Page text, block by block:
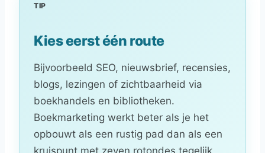
TIP
Kies eerst één route
Bijvoorbeeld SEO, nieuwsbrief, recensies,
blogs, lezingen of zichtbaarheid via
boekhandels en bibliotheken.
Boekmarketing werkt beter als je het
opbouwt als een rustig pad dan als een
kruispunt met zeven rotondes tegelijk.